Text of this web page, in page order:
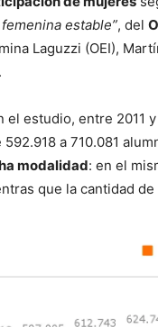
estable”, del
Laguzzi (OEI),
el estudio, entre 2011
592.918 a 710.081
modalidad: en el
que la cantidad